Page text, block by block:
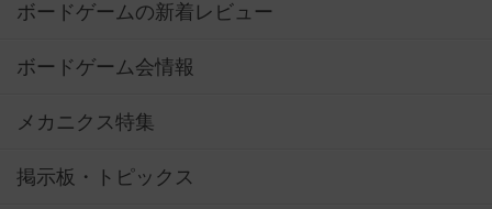
ボードゲームの新着レビュー
ボードゲーム会情報
メカニクス特集
掲示板・トピックス